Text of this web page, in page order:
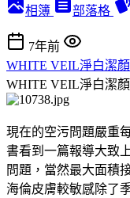
相簿 部落格
7年前
WHITE VEIL淨白潔
WHITE VEIL淨白潔
現在的空污問題嚴重
書看到一篇報導大致
問題，當然最大面積
海倫皮膚較敏感除了